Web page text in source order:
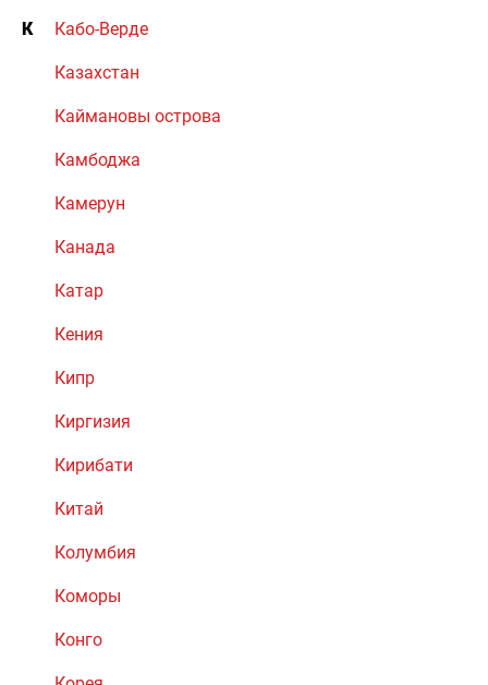
К Кабо-Верде
Казахстан
Каймановы острова
Камбоджа
Камерун
Канада
Катар
Кения
Кипр
Киргизия
Кирибати
Китай
Колумбия
Коморы
Конго